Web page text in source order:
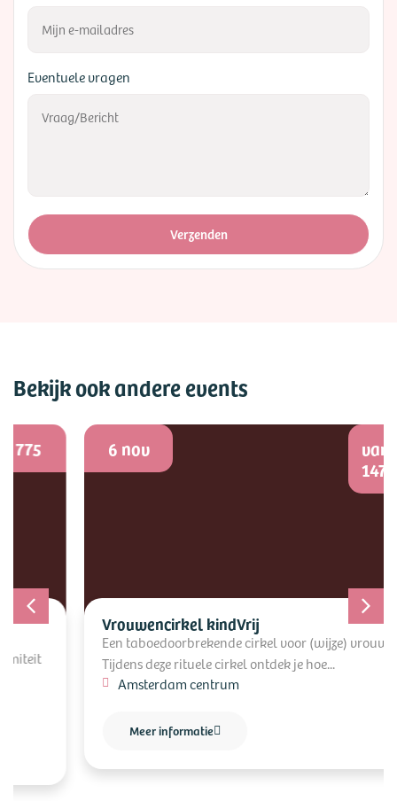
Eventuele vragen
Verzenden
Bekijk ook andere events
Vrouwencirkel kindVrij
Een taboedoorbrekende cirkel voor (wijze) vrouwen.
Tijdens deze rituele cirkel ontdek je hoe...
Amsterdam centrum
Meer informatie